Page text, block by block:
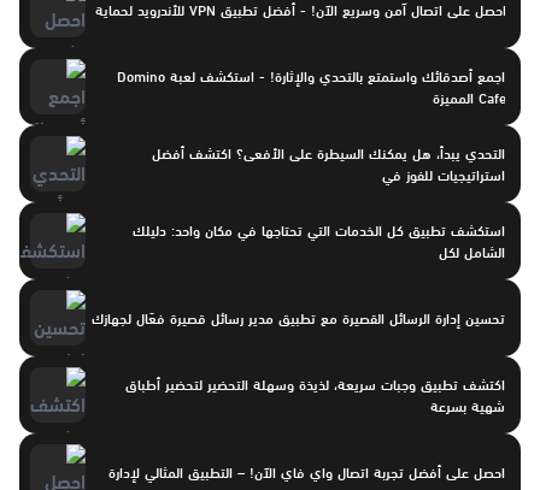
احصل على اتصال آمن وسريع الآن! - أفضل تطبيق VPN للأندرويد لحماية
اجمع أصدقائك واستمتع بالتحدي والإثارة! - استكشف لعبة Domino
Cafe المميزة
التحدي يبدأ، هل يمكنك السيطرة على الأفعى؟ اكتشف أفضل
استراتيجيات للفوز في
استكشف تطبيق كل الخدمات التي تحتاجها في مكان واحد: دليلك
الشامل لكل
تحسين إدارة الرسائل القصيرة مع تطبيق مدير رسائل قصيرة فعّال لجهازك
اكتشف تطبيق وجبات سريعة، لذيذة وسهلة التحضير لتحضير أطباق
شهية بسرعة
احصل على أفضل تجربة اتصال واي فاي الآن! – التطبيق المثالي لإدارة